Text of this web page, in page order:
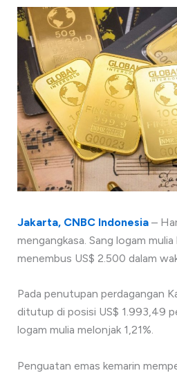
Jakarta, CNBC Indonesia –
mengangkasa. Sang logam
menembus US$ 2.500 dalam
Pada penutupan perdagangan
ditutup di posisi US$ 1.993,49
logam mulia melonjak 1,21%.
Penguatan emas kemarin